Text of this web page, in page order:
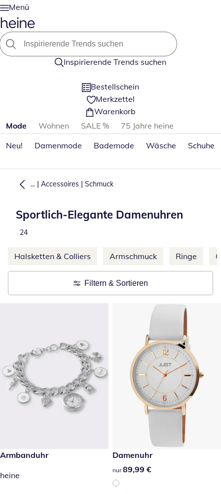
Menü
Inspirierende Trends suchen
Bestellschein
Merkzettel
Warenkorb
Produktkategorien überspringen
Mode Wohnen SALE %
75 Jahre heine
Neu!
Damenmode Bademode Wäsche Schuhe
... | Accessoires | Schmuck
Sportlich-Elegante Damenuhren
Produkte
24
Weitere Kategorien überspringen
Halsketten & Colliers Armschmuck Ringe
Filtern & Sortieren
reduzierter Preis 27,99 €, vorheriger Preis: 69,99 €
-60 %
Armbanduhr
heine
89,99 €
Damenuhr
89,99 €
nur 89,99 €